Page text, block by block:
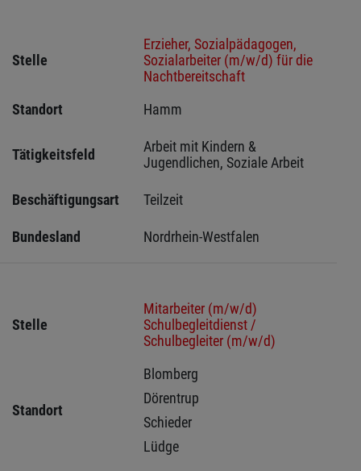
Stelle
Erzieher, Sozialpädagogen,
Sozialarbeiter (m/w/d) für die
Nachtbereitschaft
Standort
Hamm
Tätigkeitsfeld
Arbeit mit Kindern &
Jugendlichen, Soziale Arbeit
Beschäftigungsart Teilzeit
Bundesland Nordrhein-Westfalen
Stelle
Mitarbeiter (m/w/d)
Schulbegleitdienst /
Schulbegleiter (m/w/d)
Standort
Blomberg
Dörentrup
Schieder
Lüdge